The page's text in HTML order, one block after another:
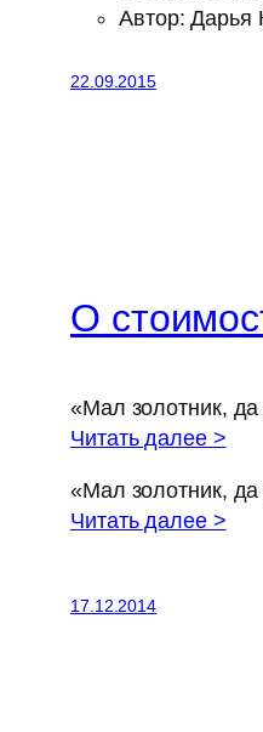
Автор: Дарья
22.09.2015
О
«Мал золотник, да
Читать далее >
«Мал золотник, да
Читать далее >
17.12.2014